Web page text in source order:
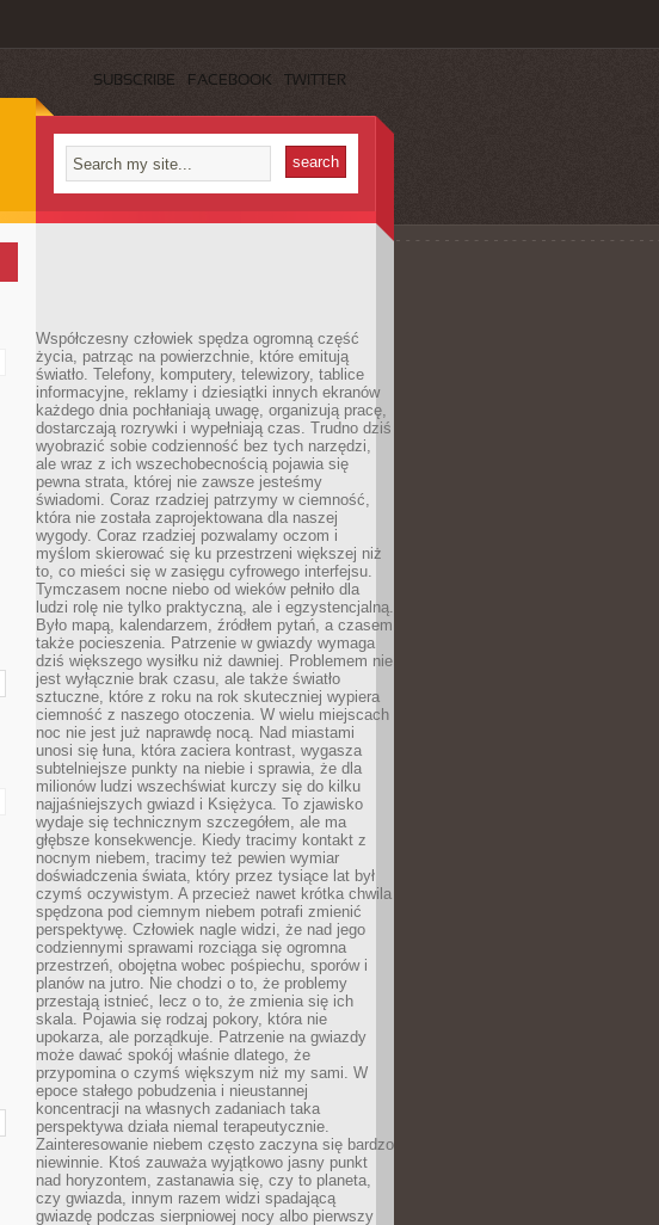
SUBSCRIBE FACEBOOK TWITTER
Współczesny człowiek spędza ogromną część
życia, patrząc na powierzchnie, które emitują
światło. Telefony, komputery, telewizory, tablice
informacyjne, reklamy i dziesiątki innych ekranów
każdego dnia pochłaniają uwagę, organizują pracę,
dostarczają rozrywki i wypełniają czas. Trudno dziś
wyobrazić sobie codzienność bez tych narzędzi,
ale wraz z ich wszechobecnością pojawia się
pewna strata, której nie zawsze jesteśmy
świadomi. Coraz rzadziej patrzymy w ciemność,
która nie została zaprojektowana dla naszej
wygody. Coraz rzadziej pozwalamy oczom i
myślom skierować się ku przestrzeni większej niż
to, co mieści się w zasięgu cyfrowego interfejsu.
Tymczasem nocne niebo od wieków pełniło dla
ludzi rolę nie tylko praktyczną, ale i egzystencjalną.
Było mapą, kalendarzem, źródłem pytań, a czasem
także pocieszenia. Patrzenie w gwiazdy wymaga
dziś większego wysiłku niż dawniej. Problemem nie
jest wyłącznie brak czasu, ale także światło
sztuczne, które z roku na rok skuteczniej wypiera
ciemność z naszego otoczenia. W wielu miejscach
noc nie jest już naprawdę nocą. Nad miastami
unosi się łuna, która zaciera kontrast, wygasza
subtelniejsze punkty na niebie i sprawia, że dla
milionów ludzi wszechświat kurczy się do kilku
najjaśniejszych gwiazd i Księżyca. To zjawisko
wydaje się technicznym szczegółem, ale ma
głębsze konsekwencje. Kiedy tracimy kontakt z
nocnym niebem, tracimy też pewien wymiar
doświadczenia świata, który przez tysiące lat był
czymś oczywistym. A przecież nawet krótka chwila
spędzona pod ciemnym niebem potrafi zmienić
perspektywę. Człowiek nagle widzi, że nad jego
codziennymi sprawami rozciąga się ogromna
przestrzeń, obojętna wobec pośpiechu, sporów i
planów na jutro. Nie chodzi o to, że problemy
przestają istnieć, lecz o to, że zmienia się ich
skala. Pojawia się rodzaj pokory, która nie
upokarza, ale porządkuje. Patrzenie na gwiazdy
może dawać spokój właśnie dlatego, że
przypomina o czymś większym niż my sami. W
epoce stałego pobudzenia i nieustannej
koncentracji na własnych zadaniach taka
perspektywa działa niemal terapeutycznie.
Zainteresowanie niebem często zaczyna się bardzo
niewinnie. Ktoś zauważa wyjątkowo jasny punkt
nad horyzontem, zastanawia się, czy to planeta,
czy gwiazda, innym razem widzi spadającą
gwiazdę podczas sierpniowej nocy albo pierwszy